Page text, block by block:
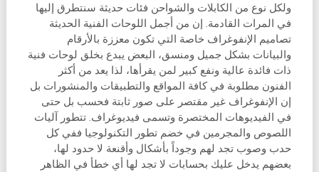
ولكل نوع من الكابلات والشواحن فئات حديثة سنتطرق إليها
في المرات القادمة. إن من أجمل اللوحات الفنية الحديثة
تصاميم الإنفوغراف خاصة التي تكون معززة بالأرقام
والبيانات بشكل جميل ومنسق، البعض يبدع بخلق لوحات فنية
ذات فائدة عالية ونفع كبير لمن يقرأها، لذا يعد من أكثر
الفنون مطلوبة في كافة المواقع والتطبيقات والمنشورات بل
إن الإنفوغراف غير مقتصر على صور ثابتة فحسب بل حتى
في الفيديوهات المختصرة وتسمى فيديوغراف. تتطور آليات
اللصوص والمجرمين في خضم تطور التكنولوجيا ففي كل
حدب وصوب تجد لهم وجوداً بأشكال وأقنعة لا حدود لها،
بعضهم يدخل عليك بحسابات لا تجد لها أي خطأ في الظاهر